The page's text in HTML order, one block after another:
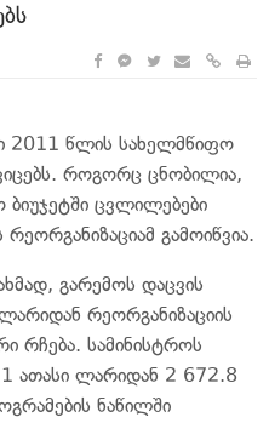
2011 წლის სახელმწიფო
როგორც ცნობილია,
ცვლილებები
გამოიწვია.
გარემოს დაცვის
რეორგანიზაციის
რჩება. სამინისტროს
ათასი ლარიდან 2 672.8
ნაწილში